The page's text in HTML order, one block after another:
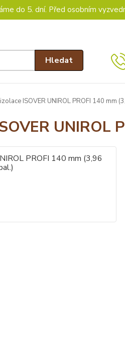
do 5. dní. Před osobním
Hledat
ISOVER UNIROL PROFI 140 mm
UNIROL